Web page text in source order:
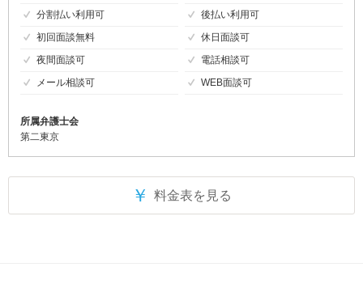
分割払い利用可
後払い利用可
初回面談無料
休日面談可
夜間面談可
電話相談可
メール相談可
WEB面談可
所属弁護士会
第二東京
￥ 料金表を見る